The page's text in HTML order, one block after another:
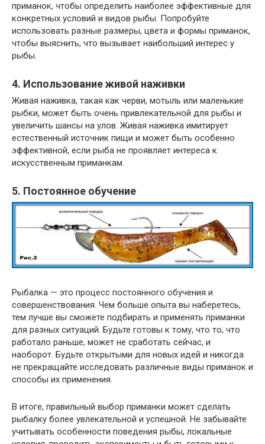
приманок, чтобы определить наиболее эффективные для
конкретных условий и видов рыбы. Попробуйте
использовать разные размеры, цвета и формы приманок,
чтобы выяснить, что вызывает наибольший интерес у
рыбы.
4. Использование живой наживки
Живая наживка, такая как черви, мотыль или маленькие
рыбки, может быть очень привлекательной для рыбы и
увеличить шансы на улов. Живая наживка имитирует
естественный источник пищи и может быть особенно
эффективной, если рыба не проявляет интереса к
искусственным приманкам.
5. Постоянное обучение
Рыбалка — это процесс постоянного обучения и
совершенствования. Чем больше опыта вы наберетесь,
тем лучше вы сможете подбирать и применять приманки
для разных ситуаций. Будьте готовы к тому, что то, что
работало раньше, может не сработать сейчас, и
наоборот. Будьте открытыми для новых идей и никогда
не прекращайте исследовать различные виды приманок и
способы их применения.
В итоге, правильный выбор приманки может сделать
рыбалку более увлекательной и успешной. Не забывайте
учитывать особенности поведения рыбы, локальные